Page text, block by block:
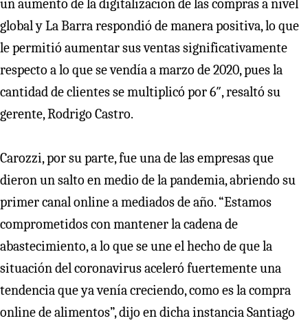
un aumento de la digitalización de las compras a nivel
global y La Barra respondió de manera positiva, lo que
le permitió aumentar sus ventas significativamente
respecto a lo que se vendía a marzo de 2020, pues la
cantidad de clientes se multiplicó por 6″, resaltó su
gerente, Rodrigo Castro.
Carozzi, por su parte, fue una de las empresas que
dieron un salto en medio de la pandemia, abriendo su
primer canal online a mediados de año. “Estamos
comprometidos con mantener la cadena de
abastecimiento, a lo que se une el hecho de que la
situación del coronavirus aceleró fuertemente una
tendencia que ya venía creciendo, como es la compra
online de alimentos”, dijo en dicha instancia Santiago